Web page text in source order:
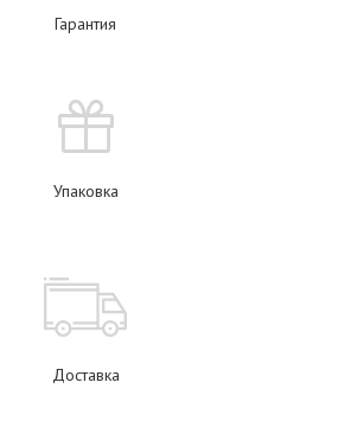
Гарантия
Упаковка
Доставка